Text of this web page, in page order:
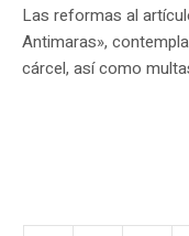
Las reformas al
Antimaras»,
cárcel, así como